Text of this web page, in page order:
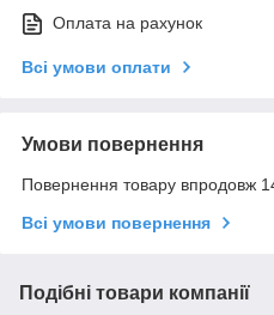
Оплата на рахунок
Всі умови оплати
Умови повернення
Повернення товару впродовж
Всі умови повернення
Подібні товари компанії